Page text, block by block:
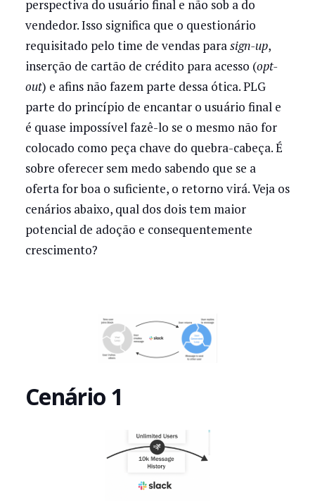
perspectiva do usuário final e não sob a do
vendedor. Isso significa que o questionário
requisitado pelo time de vendas parasign-up,
inserção de cartão de crédito para acesso (opt-
out) e afins não fazem parte dessa ótica. PLG
parte do princípio de encantar o usuário final e
é quase impossível fazê-lo se o mesmo não for
colocado como peça chave do quebra-cabeça. É
sobre oferecer sem medo sabendo que se a
oferta for boa o suficiente, o retorno virá. Veja os
cenários abaixo, qual dos dois tem maior
potencial de adoção e consequentemente
crescimento?
Cenário 1